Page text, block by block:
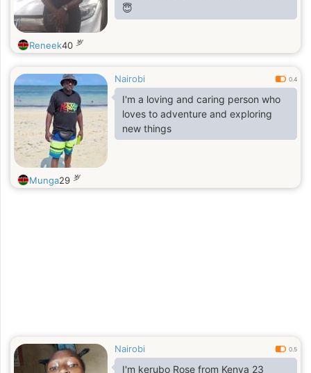
😇
Reneek40 岁
Nairobi 0.4
I'm a loving and caring person who
loves to adventure and exploring
new things
Munga29 岁
Nairobi 0.5
I'm kerubo Rose from Kenya 23